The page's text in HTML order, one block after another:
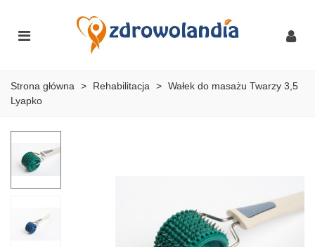
Strona główna > Rehabilitacja > Wałek do masażu Twarzy 3,5
Lyapko